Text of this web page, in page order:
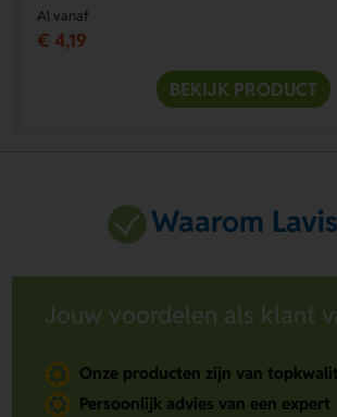
Al vanaf
€ 4,19
BEKIJK PRODUCT
Waarom
Jouw voordelen als klant
Onze producten zijn van
Persoonlijk advies van een expert